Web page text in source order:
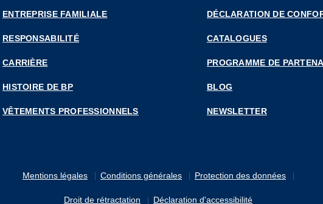
ENTREPRISE FAMILIALE
RESPONSABILITÉ
CARRIÈRE
HISTOIRE DE BP
VÊTEMENTS PROFESSIONNELS
DÉCLARATION DE
CATALOGUES
PROGRAMME DE
BLOG
NEWSLETTER
Mentions légales Conditions générales Protection des données
Droit de rétractation Déclaration d'accessibilité